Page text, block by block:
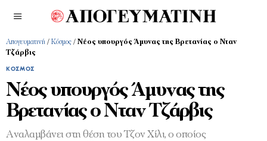
Απογευματινή / Κόσμος / Νέος υπουργός Άμυνας της Βρετανίας ο Νταν
Τζάρβις
ΚΌΣΜΟΣ
Νέος υπουργός Άμυνας της
Βρετανίας ο Νταν Τζάρβις
Αναλαμβάνει στη θέση του Τζον Χίλι, ο οποίος